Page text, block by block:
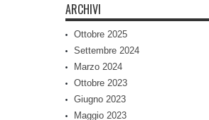
ARCHIVI
Ottobre 2025
Settembre 2024
Marzo 2024
Ottobre 2023
Giugno 2023
Maggio 2023